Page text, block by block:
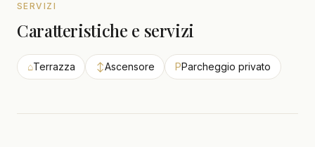
SERVIZI
Caratteristiche e servizi
⌂Terrazza ↕Ascensore PParcheggio privato